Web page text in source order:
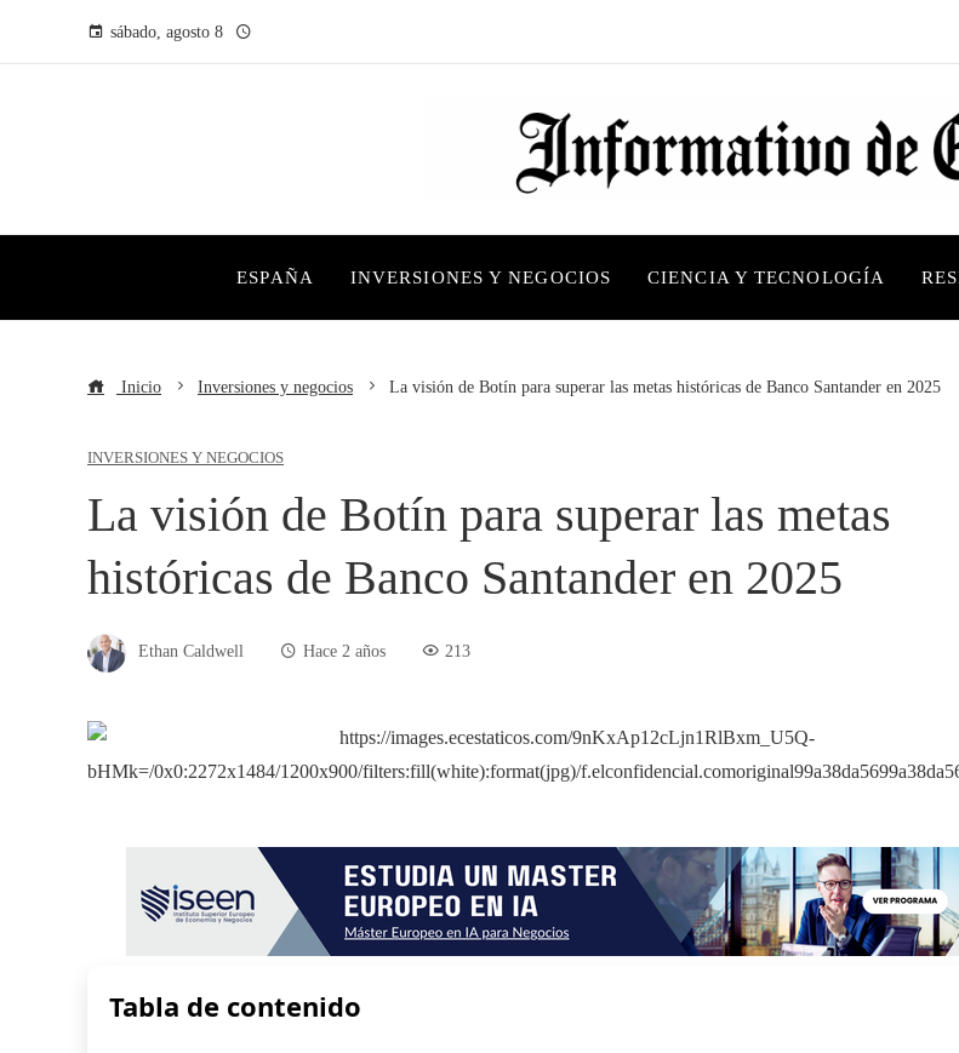
sábado, agosto 8
ESPAÑA INVERSIONES Y NEGOCIOS CIENCIA Y TECNOLOGÍA
Inicio Inversiones y negocios La visión de Botín para superar las metas históricas de Banco Santander en 2025
INVERSIONES Y NEGOCIOS
La visión de Botín para superar las metas
históricas de Banco Santander en 2025
Ethan Caldwell Hace 2 años 213
Tabla de contenido